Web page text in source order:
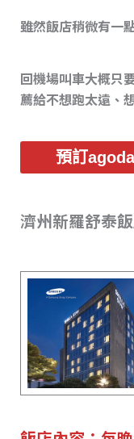
雖然飯店稍微有一
回機場叫車大概只
薦給不想跑太遠、
預訂
濟州新羅舒泰